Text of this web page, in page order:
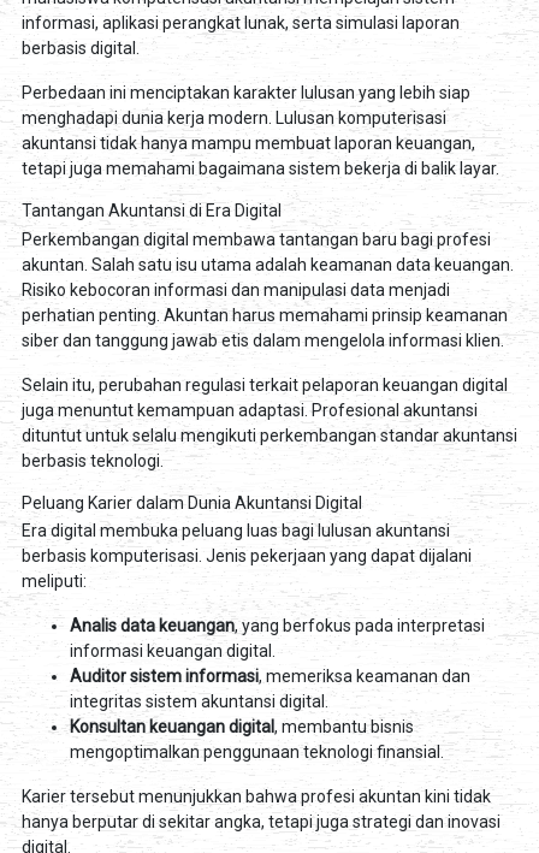
informasi, aplikasi perangkat lunak, serta simulasi laporan
berbasis digital.
Perbedaan ini menciptakan karakter lulusan yang lebih siap
menghadapi dunia kerja modern. Lulusan komputerisasi
akuntansi tidak hanya mampu membuat laporan keuangan,
tetapi juga memahami bagaimana sistem bekerja di balik layar.
Tantangan Akuntansi di Era Digital
Perkembangan digital membawa tantangan baru bagi profesi
akuntan. Salah satu isu utama adalah keamanan data keuangan.
Risiko kebocoran informasi dan manipulasi data menjadi
perhatian penting. Akuntan harus memahami prinsip keamanan
siber dan tanggung jawab etis dalam mengelola informasi klien.
Selain itu, perubahan regulasi terkait pelaporan keuangan digital
juga menuntut kemampuan adaptasi. Profesional akuntansi
dituntut untuk selalu mengikuti perkembangan standar akuntansi
berbasis teknologi.
Peluang Karier dalam Dunia Akuntansi Digital
Era digital membuka peluang luas bagi lulusan akuntansi
berbasis komputerisasi. Jenis pekerjaan yang dapat dijalani
meliputi:
Analis data keuangan, yang berfokus pada interpretasi
informasi keuangan digital.
Auditor sistem informasi, memeriksa keamanan dan
integritas sistem akuntansi digital.
Konsultan keuangan digital, membantu bisnis
mengoptimalkan penggunaan teknologi finansial.
Karier tersebut menunjukkan bahwa profesi akuntan kini tidak
hanya berputar di sekitar angka, tetapi juga strategi dan inovasi
digital.